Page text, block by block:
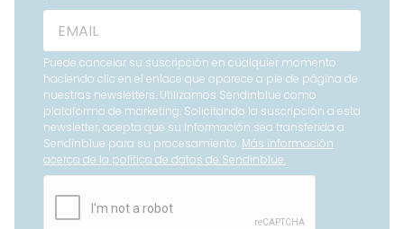
Puede cancelar su suscripción en cualquier momento
haciendo clic en el enlace que aparece a pie de página de
nuestras newsletters. Utilizamos Sendinblue como
plataforma de marketing. Solicitando la suscripción a esta
newsletter, acepta que su información sea transferida a
Sendinblue para su procesamiento. Más información
acerca de la política de datos de Sendinblue.